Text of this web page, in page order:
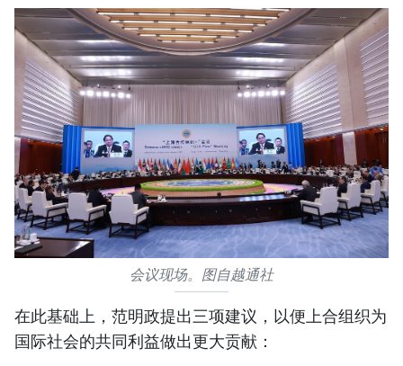
会议现场。图自越通社
在此基础上，范明政提出三项建议，以便上合组织为
国际社会的共同利益做出更大贡献：